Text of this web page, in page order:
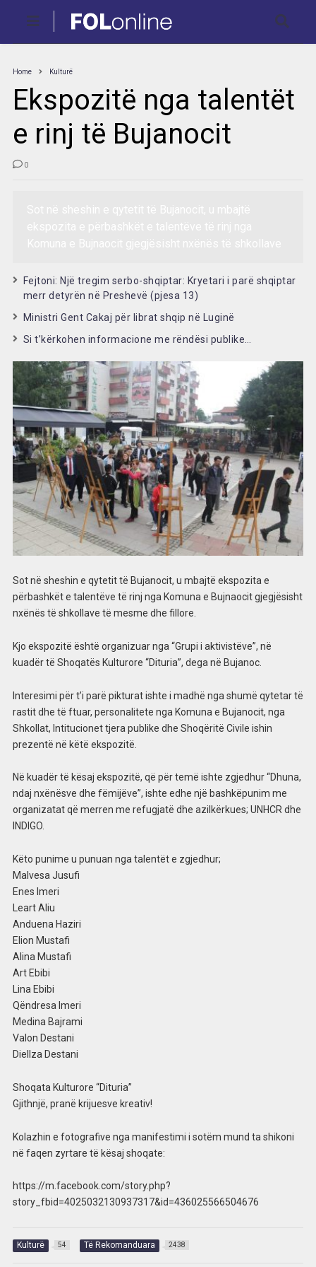
Home Kulturë
Ekspozitë nga talentët
e rinj të Bujanocit
0
Fejtoni: Një tregim serbo-shqiptar: Kryetari i parë shqiptar
merr detyrën në Preshevë (pjesa 13)
Ministri Gent Cakaj për librat shqip në Luginë
Si t’kërkohen informacione me rëndësi publike…
Sot në sheshin e qytetit të Bujanocit, u mbajtë ekspozita e
përbashkët e talentëve të rinj nga Komuna e Bujnaocit gjegjësisht
nxënës të shkollave të mesme dhe fillore.
Kjo ekspozitë është organizuar nga “Grupi i aktivistëve”, në
kuadër të Shoqatës Kulturore “Dituria”, dega në Bujanoc.
Interesimi për t’i parë pikturat ishte i madhë nga shumë qytetar të
rastit dhe të ftuar, personalitete nga Komuna e Bujanocit, nga
Shkollat, Intitucionet tjera publike dhe Shoqëritë Civile ishin
prezentë në këtë ekspozitë.
Në kuadër të kësaj ekspozitë, që për temë ishte zgjedhur “Dhuna,
ndaj nxënësve dhe fëmijëve”, ishte edhe një bashkëpunim me
organizatat që merren me refugjatë dhe azilkërkues; UNHCR dhe
INDIGO.
Këto punime u punuan nga talentët e zgjedhur;
Malvesa Jusufi
Enes Imeri
Leart Aliu
Anduena Haziri
Elion Mustafi
Alina Mustafi
Art Ebibi
Lina Ebibi
Qëndresa Imeri
Medina Bajrami
Valon Destani
Diellza Destani
Shoqata Kulturore “Dituria”
Gjithnjë, pranë krijuesve kreativ!
Kolazhin e fotografive nga manifestimi i sotëm mund ta shikoni
në faqen zyrtare të kësaj shoqate:
https://m.facebook.com/story.php?
story_fbid=4025032130937317&id=436025566504676
Kulturë 54 Të Rekomanduara 2438